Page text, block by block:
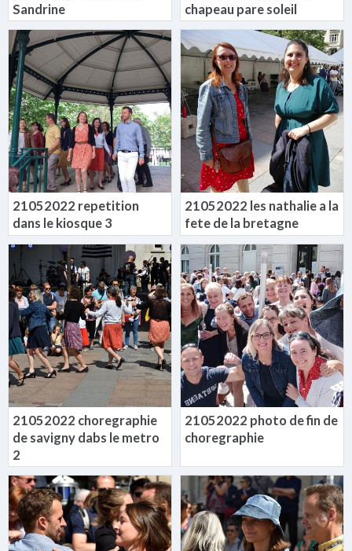
Sandrine
chapeau pare soleil
21052022 repetition
dans le kiosque 3
21052022 les nathalie a la
fete de la bretagne
21052022 choregraphie
de savigny dabs le metro
2
21052022 photo de fin de
choregraphie